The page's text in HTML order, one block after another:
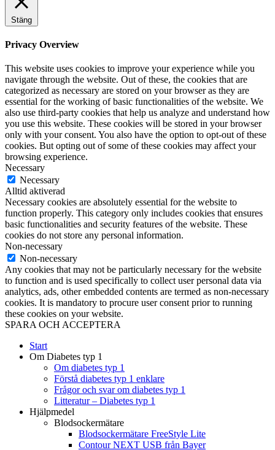
Stäng
Privacy Overview
This website uses cookies to improve your experience while you
navigate through the website. Out of these, the cookies that are
categorized as necessary are stored on your browser as they are
essential for the working of basic functionalities of the website. We
also use third-party cookies that help us analyze and understand how
you use this website. These cookies will be stored in your browser
only with your consent. You also have the option to opt-out of these
cookies. But opting out of some of these cookies may affect your
browsing experience.
Necessary
Necessary
Alltid aktiverad
Necessary cookies are absolutely essential for the website to
function properly. This category only includes cookies that ensures
basic functionalities and security features of the website. These
cookies do not store any personal information.
Non-necessary
Non-necessary
Any cookies that may not be particularly necessary for the website
to function and is used specifically to collect user personal data via
analytics, ads, other embedded contents are termed as non-necessary
cookies. It is mandatory to procure user consent prior to running
these cookies on your website.
SPARA OCH ACCEPTERA
Start
Om Diabetes typ 1
Om diabetes typ 1
Förstå diabetes typ 1 enklare
Frågor och svar om diabetes typ 1
Litteratur – Diabetes typ 1
Hjälpmedel
Blodsockermätare
Blodsockermätare FreeStyle Lite
Contour NEXT USB från Bayer